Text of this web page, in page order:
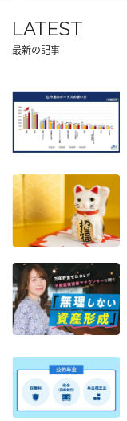
LATEST
最新の記事